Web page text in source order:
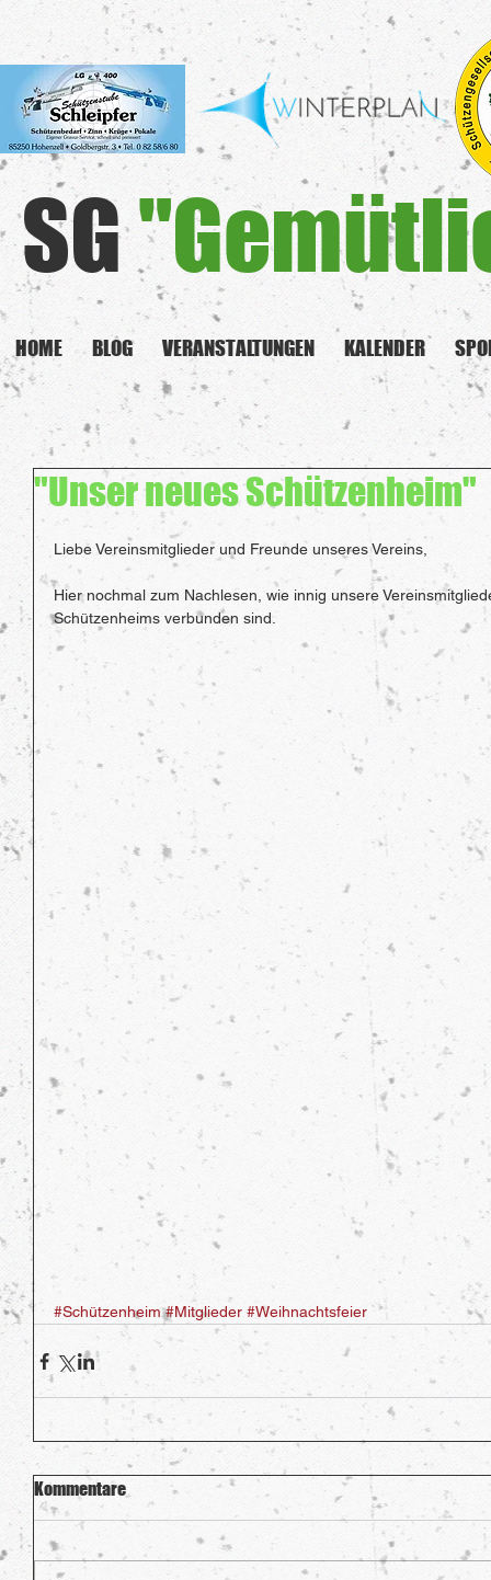
SG
HOME BLOG VERANSTALTUNGEN KALENDER
"Unser neues Schützenheim"
Liebe Vereinsmitglieder und Freunde unseres Vereins,
Hier nochmal zum Nachlesen, wie innig unsere
Schützenheims verbunden sind.
#Schützenheim #Mitglieder #Weihnachtsfeier
Kommentare